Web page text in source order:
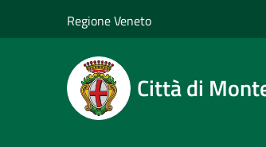
Regione Veneto
Città di